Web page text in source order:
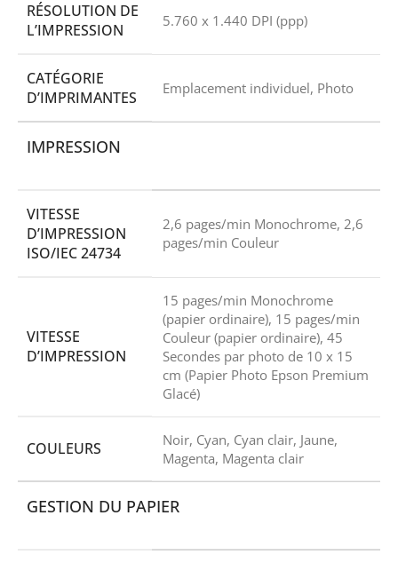
RÉSOLUTION DE
L’IMPRESSION
5.760 x 1.440 DPI (ppp)
CATÉGORIE
D’IMPRIMANTES
Emplacement individuel, Photo
IMPRESSION
VITESSE
D’IMPRESSION
ISO/IEC 24734
2,6 pages/min Monochrome, 2,6
pages/min Couleur
VITESSE
D’IMPRESSION
15 pages/min Monochrome
(papier ordinaire), 15 pages/min
Couleur (papier ordinaire), 45
Secondes par photo de 10 x 15
cm (Papier Photo Epson Premium
Glacé)
COULEURS
Noir, Cyan, Cyan clair, Jaune,
Magenta, Magenta clair
GESTION DU PAPIER